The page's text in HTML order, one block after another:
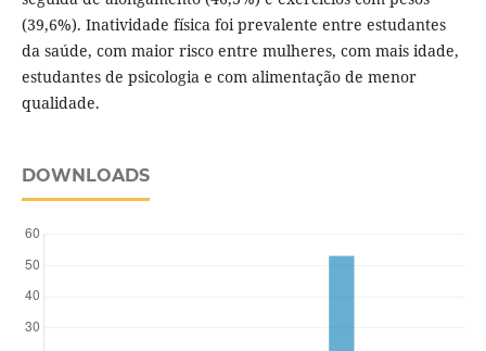
(39,6%). Inatividade física foi prevalente entre estudantes
da saúde, com maior risco entre mulheres, com mais idade,
estudantes de psicologia e com alimentação de menor
qualidade.
DOWNLOADS